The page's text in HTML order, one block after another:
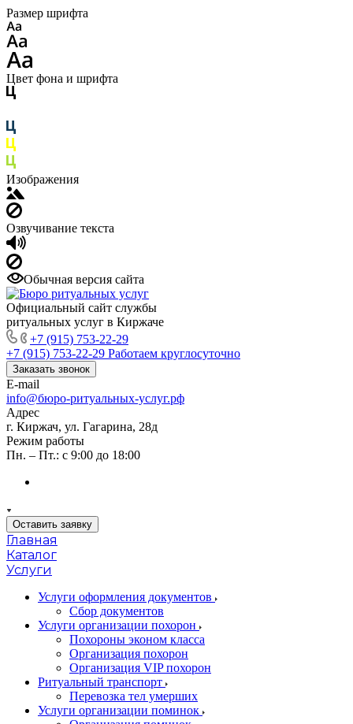
Размер шрифта
Цвет фона и шрифта
Изображения
Озвучивание текста
Обычная версия сайта
Официальный сайт службы
ритуальных услуг в Киржаче
+7 (915) 753-22-29
+7 (915) 753-22-29 Работаем круглосуточно
Заказать звонок
E-mail
info@бюро-ритуальных-услуг.рф
Адрес
г. Киржач, ул. Гагарина, 28д
Режим работы
Пн. – Пт.: с 9:00 до 18:00
Оставить заявку
Главная
Каталог
Услуги
Услуги оформления документов
Сбор документов
Услуги организации похорон
Похороны эконом класса
Организация похорон
Организация VIP похорон
Ритуальный транспорт
Перевозка тел умерших
Услуги организации поминок